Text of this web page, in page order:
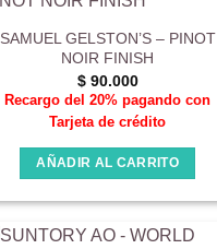
SAMUEL GELSTON’S – PINOT
NOIR FINISH
$90.000
Recargo del 20% pagando con
Tarjeta de crédito
AÑADIR AL CARRITO